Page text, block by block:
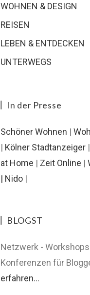
WOHNEN & DESIGN
REISEN
LEBEN & ENTDECKEN
UNTERWEGS
In der Presse
Schöner Wohnen |
| Kölner Stadtanzeiger |
at Home | Zeit Online |
| Nido |
BLOGST
Netzwerk -
Konferenzen für
erfahren...